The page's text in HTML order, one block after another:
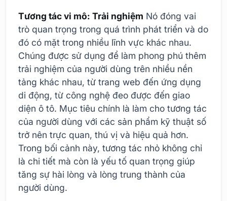
Tương tác vi mô: Trải nghiệm Nó đóng vai
trò quan trọng trong quá trình phát triển và do
đó có mặt trong nhiều lĩnh vực khác nhau.
Chúng được sử dụng để làm phong phú thêm
trải nghiệm của người dùng trên nhiều nền
tảng khác nhau, từ trang web đến ứng dụng
di động, từ công nghệ đeo được đến giao
diện ô tô. Mục tiêu chính là làm cho tương tác
của người dùng với các sản phẩm kỹ thuật số
trở nên trực quan, thú vị và hiệu quả hơn.
Trong bối cảnh này, tương tác nhỏ không chỉ
là chi tiết mà còn là yếu tố quan trọng giúp
tăng sự hài lòng và lòng trung thành của
người dùng.